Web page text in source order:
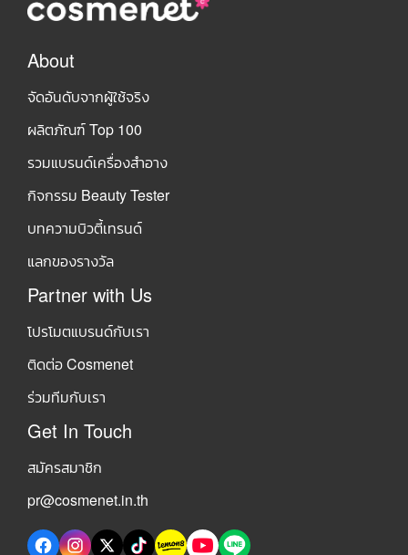
About
จัดอันดับจากผู้ใช้จริง
ผลิตภัณฑ์ Top 100
รวมแบรนด์เครื่องสำอาง
กิจกรรม Beauty Tester
บทความบิวตี้เทรนด์
แลกของรางวัล
Partner with Us
โปรโมตแบรนด์กับเรา
ติดต่อ Cosmenet
ร่วมทีมกับเรา
Get In Touch
สมัครสมาชิก
pr@cosmenet.in.th